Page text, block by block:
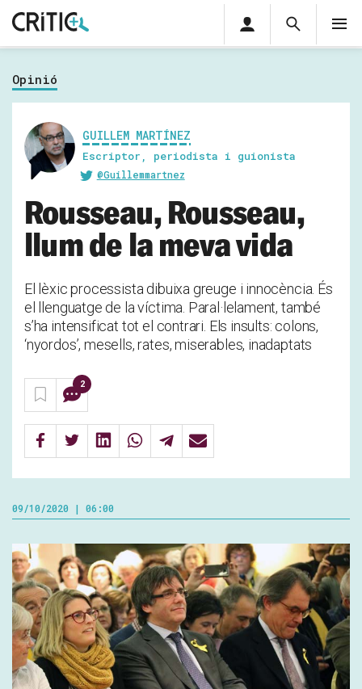
Cerca
Cerca
privada
Inicia sessió
Opinió
GUILLEM MARTÍNEZ
Escriptor, periodista i guionista
@Guillemmartnez
Rousseau, Rousseau,
llum de la meva vida
El lèxic processista dibuixa greuge i innocència. És
el llenguatge de la víctima. Paral·lelament, també
s’ha intensificat tot el contrari. Els insults: colons,
‘nyordos’, mesells, rates, miserables, inadaptats
2
09/10/2020 | 06:00